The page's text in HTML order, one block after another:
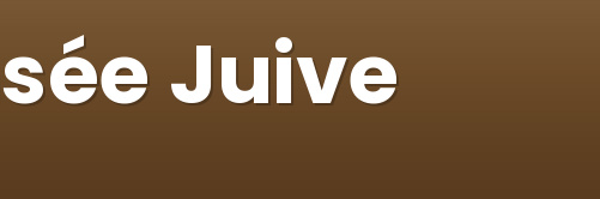
groupe sur Zoom
sur WhatsApp
sur WhatsApp